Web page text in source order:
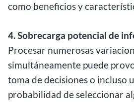
como beneficios y
4. Sobrecarga potencial de
Procesar numerosas
simultáneamente puede
toma de decisiones o incluso
probabilidad de seleccionar